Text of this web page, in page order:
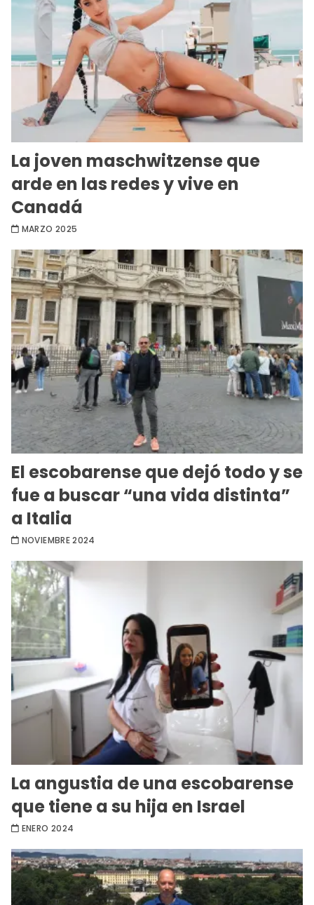
La joven maschwitzense que
arde en las redes y vive en
Canadá
MARZO 2025
El escobarense que dejó todo y se
fue a buscar “una vida distinta”
a Italia
NOVIEMBRE 2024
La angustia de una escobarense
que tiene a su hija en Israel
ENERO 2024